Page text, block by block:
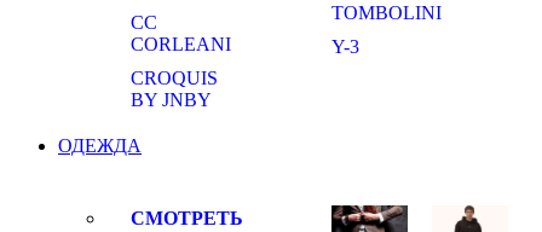
CC
CORLEANI
CROQUIS
BY JNBY
TOMBOLINI
Y-3
ОДЕЖДА
СМОТРЕТЬ